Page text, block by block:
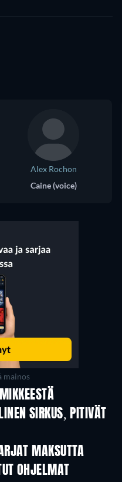
Alex Rochon
Caine (voice)
mainos
SIRKUS, PITIVÄT
MAKSUTTA
OHJELMAT
TV